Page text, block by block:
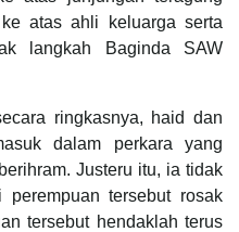
atas ahli keluarga serta
langkah Baginda SAW
ringkasnya, haid dan
dalam perkara yang
Justeru itu, ia tidak
tersebut rosak
tersebut hendaklah terus